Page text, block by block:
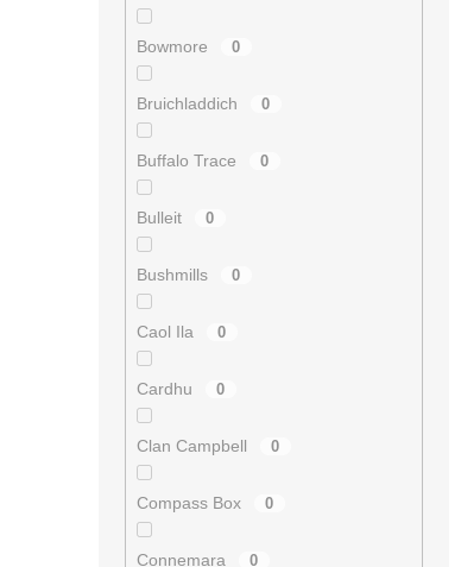
Bowmore 0
Bruichladdich 0
Buffalo Trace 0
Bulleit 0
Bushmills 0
Caol Ila 0
Cardhu 0
Clan Campbell 0
Compass Box 0
Connemara 0